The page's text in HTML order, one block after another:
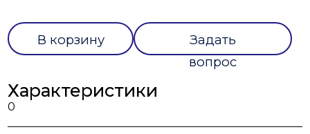
В корзину
Задать
вопрос
Характеристики
0